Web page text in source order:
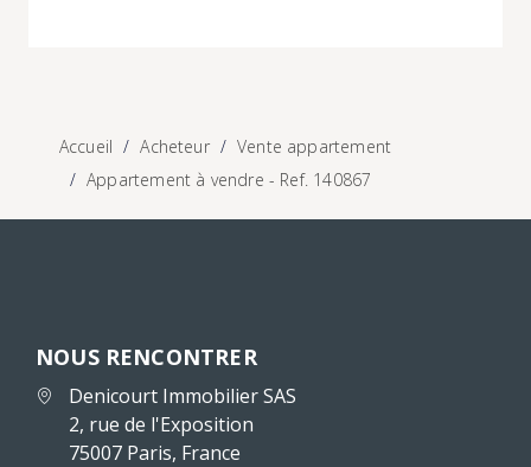
Accueil Acheteur
Vente appartement
Appartement à vendre - Ref. 140867
NOUS RENCONTRER
Denicourt Immobilier SAS
2, rue de l'Exposition
75007 Paris, France